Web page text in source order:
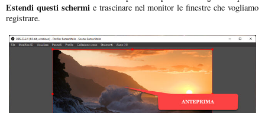
Estendi questi schermie trascinare nel monitor le finestre che vogliamo
registrare.